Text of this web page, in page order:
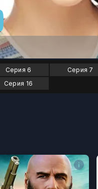
Серия 6 Серия 7
Серия 16